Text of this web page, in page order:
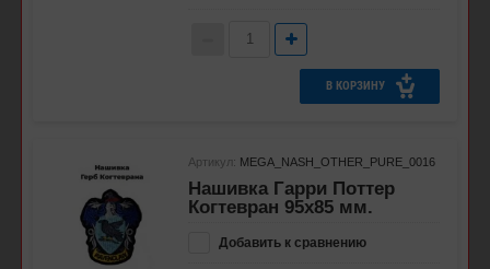
В КОРЗИНУ
Артикул: MEGA_NASH_OTHER_PURE_0016
Нашивка Гарри Поттер
Когтевран 95x85 мм.
Добавить к сравнению